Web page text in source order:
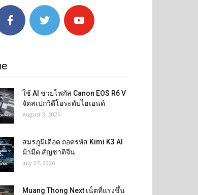
ใช้ AI ช่วยโฟกัส Canon EOS R6 V
จัดสเปกวิดีโอระดับไฮเอนด์
August 3, 2026
สมรภูมิเดือด ถอดรหัส Kimi K3 AI
ม้ามืด สัญชาติจีน
July 27, 2026
Muang Thong Next เน็ตที่แรงขึ้น